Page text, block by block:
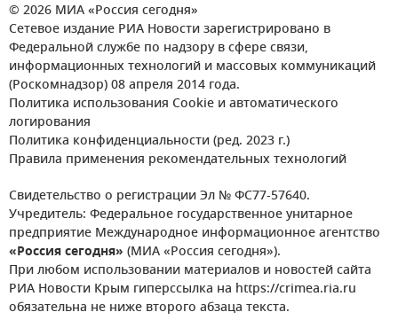
© 2026 МИА «Россия сегодня»
Сетевое издание РИА Новости зарегистрировано в
Федеральной службе по надзору в сфере связи,
информационных технологий и массовых коммуникаций
(Роскомнадзор) 08 апреля 2014 года.
Политика использования Cookie и автоматического
логирования
Политика конфиденциальности (ред. 2023 г.)
Правила применения рекомендательных технологий
Свидетельство о регистрации Эл № ФС77-57640.
Учредитель: Федеральное государственное унитарное
предприятие Международное информационное агентство
«Россия сегодня» (МИА «Россия сегодня»).
При любом использовании материалов и новостей сайта
РИА Новости Крым гиперссылка на https://crimea.ria.ru
обязательна не ниже второго абзаца текста.